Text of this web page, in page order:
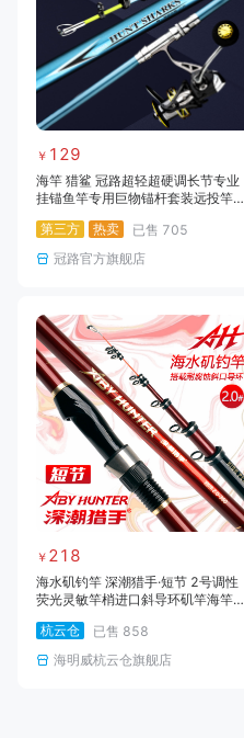
路亚装备 海钓竿
￥ 129
海竿 猎鲨 冠路超轻超硬调长节专业
挂锚鱼竿专用巨物锚杆套装远投竿抛
杆锚
第三方 热卖 已售 705
冠路官方旗舰店
￥ 218
海水矶钓竿 深潮猎手·短节 2号调性
荧光灵敏竿梢进口斜导环矶竿海竿船
杭云仓
已售 858
海明威杭云仓旗舰店